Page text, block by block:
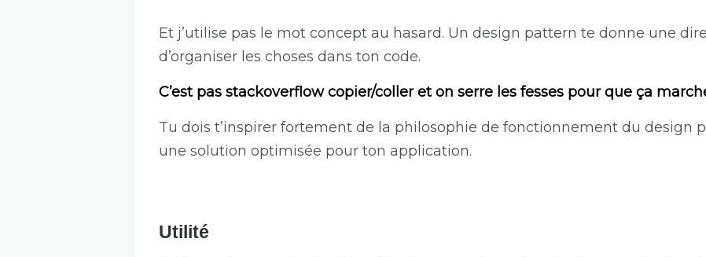
Et j’utilise pas le mot concept au hasard. Un design pattern te donne une
d’organiser les choses dans ton code.
C’est pas stackoverflow copier/coller et on serre les fesses pour que ça
Tu dois t’inspirer fortement de la philosophie de fonctionnement du design
une solution optimisée pour ton application.
Utilité